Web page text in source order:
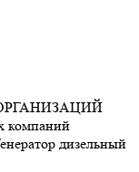
компаний
дизельный